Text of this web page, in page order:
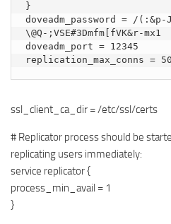
}
doveadm_password = /(:&p-
\@Q-;VSE#3Dmfm[fVK&r-mx1
doveadm_port = 12345
replication_max_conns = 50
ssl_client_ca_dir = /etc/ssl/certs
# Replicator process should be
replicating users immediately:
service replicator {
process_min_avail = 1
}